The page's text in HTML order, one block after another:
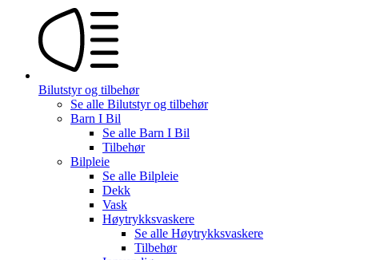
Bilutstyr og tilbehør
Se alle Bilutstyr og tilbehør
Barn I Bil
Se alle Barn I Bil
Tilbehør
Bilpleie
Se alle Bilpleie
Dekk
Vask
Høytrykksvaskere
Se alle Høytrykksvaskere
Tilbehør